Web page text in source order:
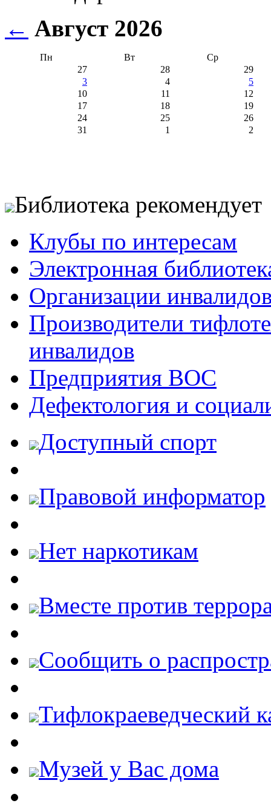
← Август 2026
Пн Вт
Ср
27
28
29
3
4
5
10
11
12
17
18
19
24
25
26
31
1 2
Библиотека рекомендует
Клубы по интересам
Электронная
Организации
Производители
инвалидов
Предприятия ВОС
Дефектология и
Доступный спорт
Правовой информатор
Нет наркотикам
Вместе против
Cообщить о
Тифлокраеведческий
Музей у Вас дома